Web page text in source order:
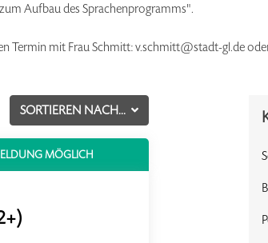
Aufbau des Sprachenprogramms".
Termin mit Frau Schmitt: v.schmitt@stadt-gl.de
SORTIEREN NACH...
MÖGLICH